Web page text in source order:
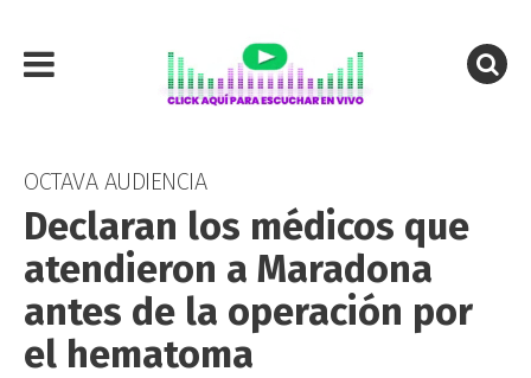
OCTAVA AUDIENCIA
Declaran los médicos que
atendieron a Maradona
antes de la operación por
el hematoma